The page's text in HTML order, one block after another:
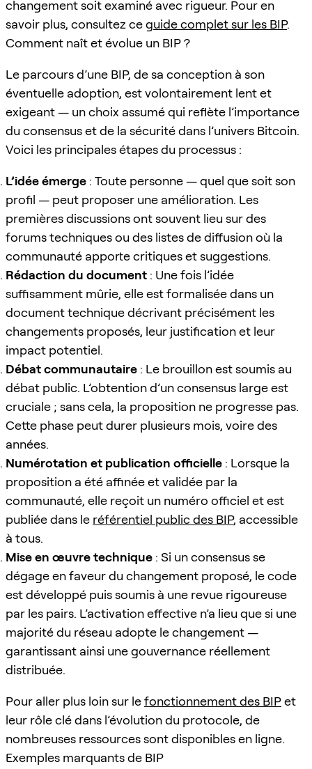
changement soit examiné avec rigueur. Pour en
savoir plus, consultez ceguide complet sur les BIP.
Comment naît et évolue un BIP ?
Le parcours d’une BIP, de sa conception à son
éventuelle adoption, est volontairement lent et
exigeant — un choix assumé qui reflète l’importance
du consensus et de la sécurité dans l’univers Bitcoin.
Voici les principales étapes du processus :
L’idée émerge : Toute personne — quel que soit son
profil — peut proposer une amélioration. Les
premières discussions ont souvent lieu sur des
forums techniques ou des listes de diffusion où la
communauté apporte critiques et suggestions.
Rédaction du document : Une fois l’idée
suffisamment mûrie, elle est formalisée dans un
document technique décrivant précisément les
changements proposés, leur justification et leur
impact potentiel.
Débat communautaire : Le brouillon est soumis au
débat public. L’obtention d’un consensus large est
cruciale ; sans cela, la proposition ne progresse pas.
Cette phase peut durer plusieurs mois, voire des
années.
Numérotation et publication officielle : Lorsque la
proposition a été affinée et validée par la
communauté, elle reçoit un numéro officiel et est
publiée dans le référentiel public des BIP, accessible
à tous.
Mise en œuvre technique : Si un consensus se
dégage en faveur du changement proposé, le code
est développé puis soumis à une revue rigoureuse
par les pairs. L’activation effective n’a lieu que si une
majorité du réseau adopte le changement —
garantissant ainsi une gouvernance réellement
distribuée.
Pour aller plus loin sur lefonctionnement des BIPet
leur rôle clé dans l’évolution du protocole, de
nombreuses ressources sont disponibles en ligne.
Exemples marquants de BIP